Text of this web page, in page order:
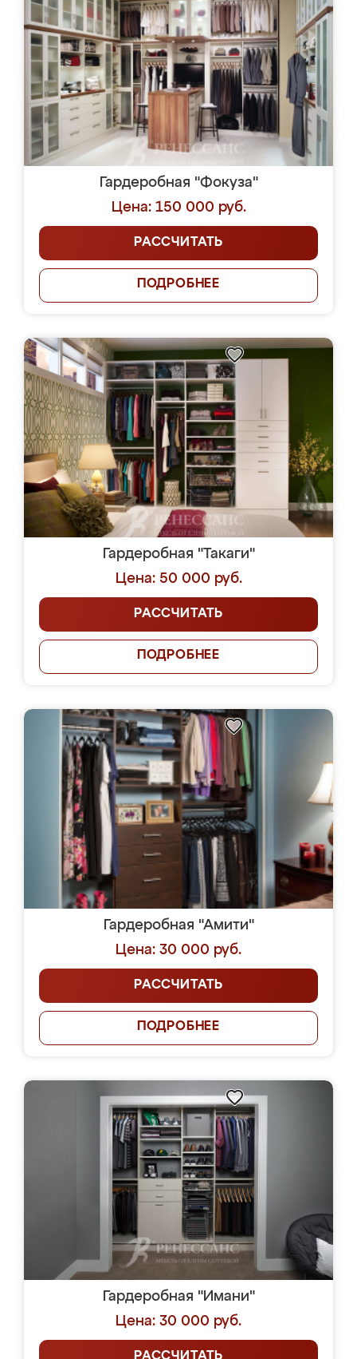
Гардеробная "Фокуза"
Цена: 150 000 руб.
РАССЧИТАТЬ
ПОДРОБНЕЕ
Гардеробная "Такаги"
Цена: 50 000 руб.
РАССЧИТАТЬ
ПОДРОБНЕЕ
Гардеробная "Амити"
Цена: 30 000 руб.
РАССЧИТАТЬ
ПОДРОБНЕЕ
Гардеробная "Имани"
Цена: 30 000 руб.